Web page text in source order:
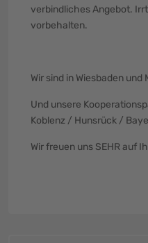
verbindliches Angebot.
vorbehalten.
Wir sind in Wiesbaden und
Und unsere
Koblenz / Hunsrück /
Wir freuen uns SEHR auf